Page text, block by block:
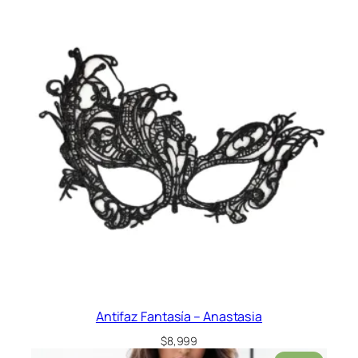
Antifaz Fantasía – Anastasia
$8,999